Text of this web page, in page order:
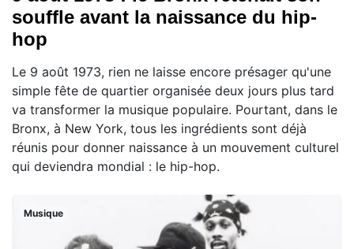
souffle avant la naissance du hip-
hop
Le 9 août 1973, rien ne laisse encore présager qu'une
simple fête de quartier organisée deux jours plus tard
va transformer la musique populaire. Pourtant, dans le
Bronx, à New York, tous les ingrédients sont déjà
réunis pour donner naissance à un mouvement culturel
qui deviendra mondial : le hip-hop.
Musique